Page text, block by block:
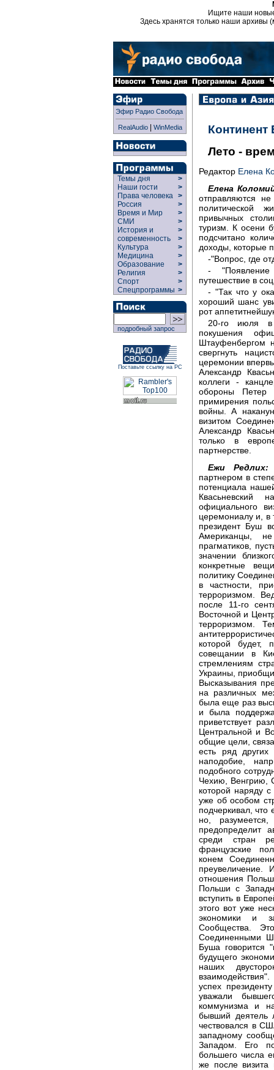
Ищите наши
Здесь хранятся только наши архивы
Эфир Радио Свобода
RealAudio| WinMedia
Темы дня
>
Наши гости
>
Права человека >
Россия
>
Время и Мир
>
СМИ
>
История и
современность
>
>
Культура
>
Медицина
>
Образование
>
Религия
>
Спорт
>
Спецпрограммы >
подробный запрос
Поставьте ссылку на РС
Континент
Лето -
Редактор Елена
Елена
отправляются
политической
привычных
туризм. К осени
подсчитано
доходы, которые
-"Вопрос, где
- "Появление
путешествие в
- "Так что у
хороший шанс
рот
20-го июля в
покушения
Штауфенбергом
свергнуть
церемонии
Александр
коллеги -
обороны Петер
примирения
войны. А
визитом
Александр
только в
партнерстве.
Ежи Редлих:
партнером в
потенциала
Квасьневский
официального
церемониалу и,
президент Буш
Американцы,
прагматиков,
значении
конкретные
политику
в частности,
терроризмом.
после 11-го
Восточной и
терроризмом.
которой
совещании в
стремлениям
Украины,
Высказывания
на различных
была еще раз
и была
приветствует
Центральной и
общие цели,
есть ряд других
наподобие,
подобного
Чехию, Венгрию,
которой наряду
уже об особом
подчеркивал,
но,
предопределит
среди стран
французские
конем
отношения
Польши с
вступить в
этого вот уже
экономики и
Сообщества.
Соединенными
Буша говорится
будущего
наших
успех
уважали
коммунизма и
бывший деятель
чествовался в
западному
Западом. Его
большего числа
же после